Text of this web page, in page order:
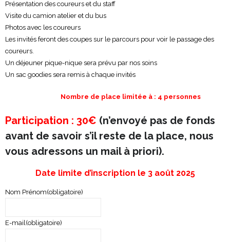
Présentation des coureurs et du staff
Visite du camion atelier et du bus
Photos avec les coureurs
Les invités feront des coupes sur le parcours pour voir le passage des
coureurs.
Un déjeuner pique-nique sera prévu par nos soins
Un sac goodies sera remis à chaque invités
Nombre de place limitée à : 4 personnes
Participation : 30€ (n’envoyé pas de fonds
avant de savoir s’il reste de la place, nous
vous adressons un mail à priori).
Date limite d’inscription le 3 août 2025
Nom Prénom(obligatoire)
E-mail(obligatoire)